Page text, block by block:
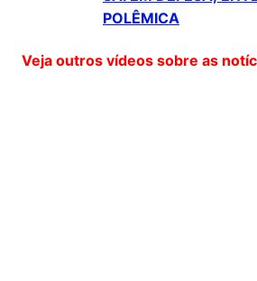
POLÊMICA
Veja outros vídeos sobre as